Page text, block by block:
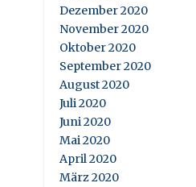
Dezember 2020
November 2020
Oktober 2020
September 2020
August 2020
Juli 2020
Juni 2020
Mai 2020
April 2020
März 2020